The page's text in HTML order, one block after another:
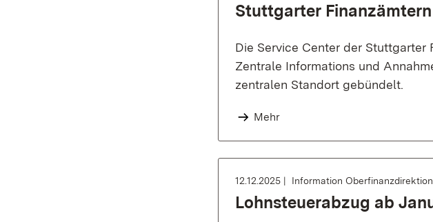
Stuttgarter
Die Service Center der Stuttgarter
Zentrale Informations und
zentralen Standort gebündelt.
Mehr
12.12.2025 Information
Lohnsteuerabzug ab